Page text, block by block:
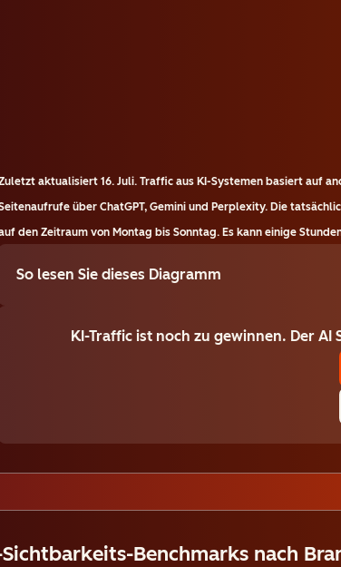
aktualisiert 16. Juli. Traffic aus KI-Systemen basiert auf
über ChatGPT, Gemini und Perplexity. Die
den Zeitraum von Montag bis Sonntag. Es kann einige
So lesen Sie dieses Diagramm
KI-Traffic ist noch zu gewinnen. Der AI
Benchmarks nach